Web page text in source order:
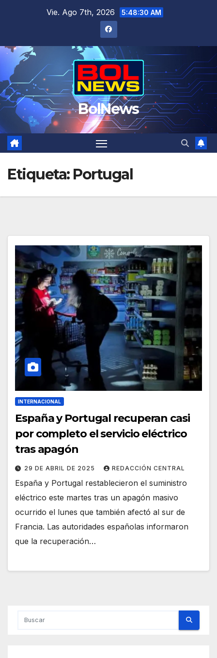
Vie. Ago 7th, 2026 5:48:30 AM
BolNews
Etiqueta: Portugal
INTERNACIONAL
España y Portugal recuperan casi
por completo el servicio eléctrico
tras apagón
29 DE ABRIL DE 2025 REDACCIÓN CENTRAL
España y Portugal restablecieron el suministro
eléctrico este martes tras un apagón masivo
ocurrido el lunes que también afectó al sur de
Francia. Las autoridades españolas informaron
que la recuperación…